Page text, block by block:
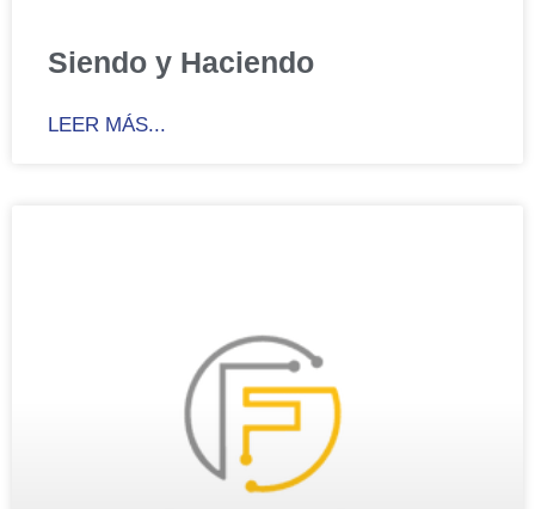
Siendo y Haciendo
LEER MÁS...